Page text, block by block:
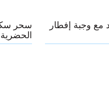
مع وجبة إفطار
سحر
الحضرية